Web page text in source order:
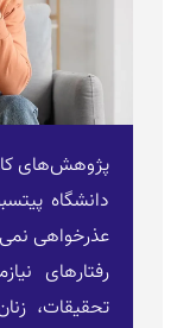
پژوهش‌های
دانشگاه
عذرخواهی
رفتار‌های
تحقیقات،